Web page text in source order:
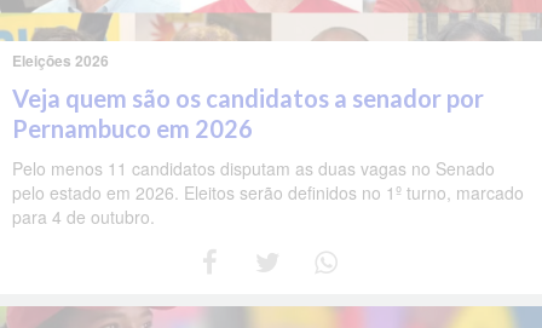
Eleições 2026
Veja quem são os candidatos a senador por
Pernambuco em 2026
Pelo menos 11 candidatos disputam as duas vagas no Senado
pelo estado em 2026. Eleitos serão definidos no 1º turno, marcado
para 4 de outubro.